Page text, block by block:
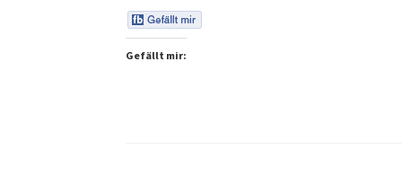
Gefällt mir: